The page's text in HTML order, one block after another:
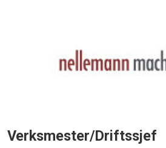
Verksmester/Driftssjef